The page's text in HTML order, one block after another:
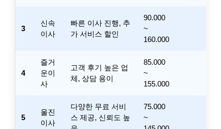
3
신속
이사
빠른 이사 진행, 추
가 서비스 할인
90.000
~
160.000
4
즐거
운이
사
고객 후기 높은 업
체, 상담 용이
85.000
~
155.000
5
울진
이사
다양한 무료 서비
스 제공, 신뢰도 높
75.000
~